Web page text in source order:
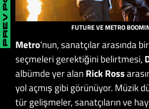
FUTURE VE METRO
Metro‘nun, sanatçılar arasında
seçmeleri gerektiğini belirtmesi,
albümde yer alan Rick Ross
yol açmış gibi görünüyor. Müzik
tür gelişmeler, sanatçıların ve